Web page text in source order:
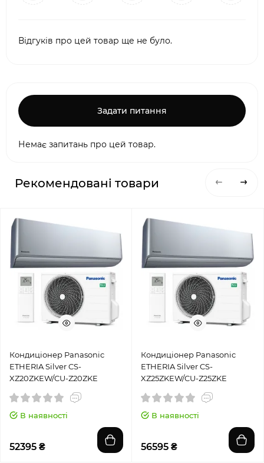
Відгуків про цей товар ще не було.
Задати питання
Немає запитань про цей товар.
Рекомендовані товари
Кондиціонер Panasonic
ETHERIA Silver CS-
XZ20ZKEW/CU-Z20ZKE
В наявності
52395 ₴
Кондиціонер Panasonic
ETHERIA Silver CS-
XZ25ZKEW/CU-Z25ZKE
В наявності
56595 ₴